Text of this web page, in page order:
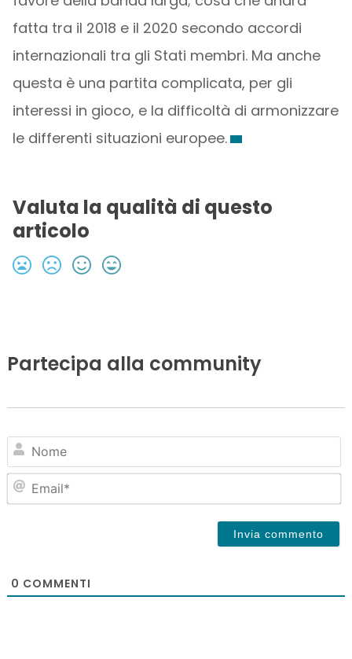
fatta tra il 2018 e il 2020 secondo accordi
internazionali tra gli Stati membri. Ma anche
questa è una partita complicata, per gli
interessi in gioco, e la difficoltà di armonizzare
le differenti situazioni europee.
Valuta la qualità di questo
articolo
Partecipa alla community
0 COMMENTI